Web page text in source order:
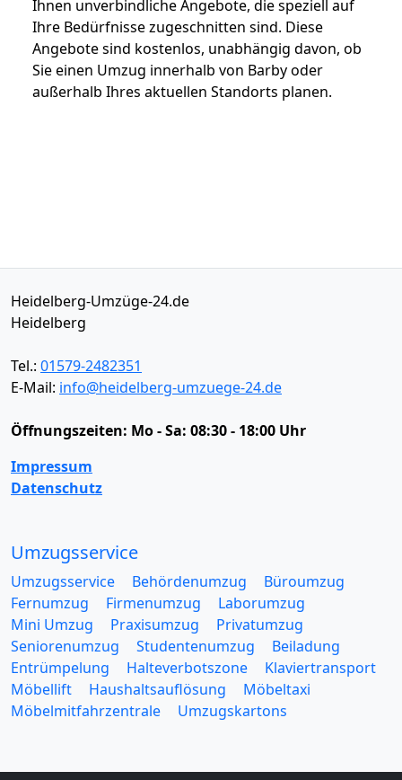
Ihnen unverbindliche Angebote, die speziell auf
Ihre Bedürfnisse zugeschnitten sind. Diese
Angebote sind kostenlos, unabhängig davon, ob
Sie einen Umzug innerhalb von Barby oder
außerhalb Ihres aktuellen Standorts planen.
Heidelberg-Umzüge-24.de
Heidelberg
Tel.: 01579-2482351
E-Mail: info@heidelberg-umzuege-24.de
Öffnungszeiten: Mo - Sa: 08:30 - 18:00 Uhr
Impressum
Datenschutz
Umzugsservice
Umzugsservice Behördenumzug
Büroumzug
Fernumzug
Firmenumzug
Laborumzug
Mini Umzug
Praxisumzug
Privatumzug
Seniorenumzug
Studentenumzug
Beiladung
Entrümpelung
Halteverbotszone
Klaviertransport
Möbellift
Haushaltsauflösung
Möbeltaxi
Möbelmitfahrzentrale
Umzugskartons